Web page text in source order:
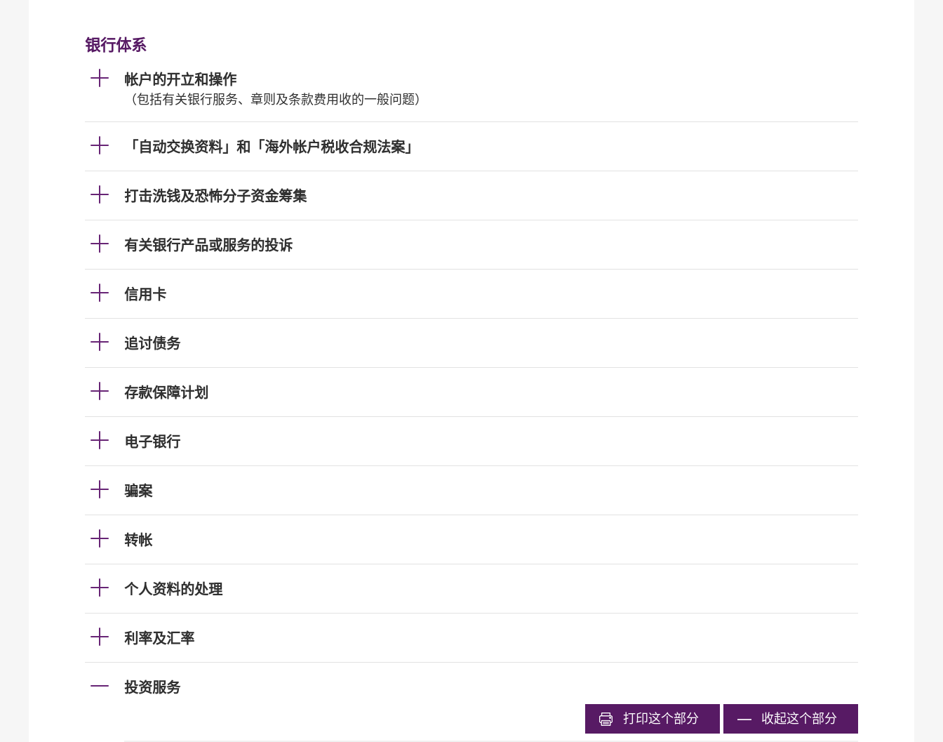
银行体系
帐户的开立和操作
（包括有关银行服务、章则及条款费用收的一般问题）
「自动交换资料」和「海外帐户税收合规法案」
打击洗钱及恐怖分子资金筹集
有关银行产品或服务的投诉
信用卡
追讨债务
存款保障计划
电子银行
骗案
转帐
个人资料的处理
利率及汇率
投资服务
打印这个部分 收起这个部分